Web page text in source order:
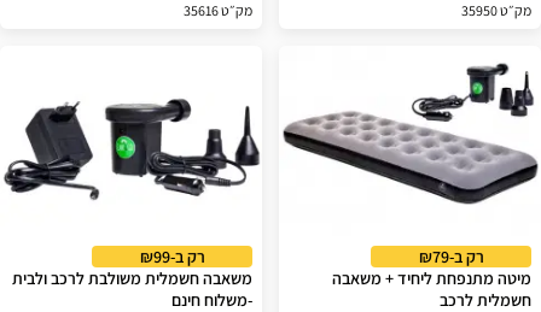
מק״ט 35950 מק״ט 35616
רק ב-₪79
מיטה מתנפחת ליחיד + משאבה
חשמלית לרכב
רק ב-₪99
משאבה חשמלית משולבת לרכב ולבית
-משלוח חינם